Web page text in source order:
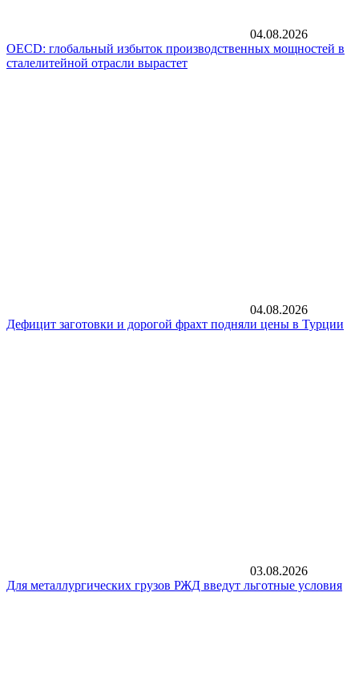
04.08.2026
OECD: глобальный избыток производственных мощностей в
сталелитейной отрасли вырастет
04.08.2026
Дефицит заготовки и дорогой фрахт подняли цены в Турции
03.08.2026
Для металлургических грузов РЖД введут льготные условия